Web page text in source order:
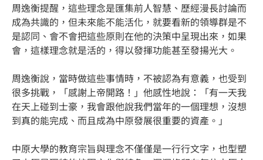
周逸衡提醒，這些理念是匯集前人智慧、歷經漫長討論而
成為共識的，但未來能不能活化，就要看新的領導群是不
是認同、會不會把這些原則在他的決策中呈現出來，如果
會，這樣理念就是活的，得以發揮功能甚至發揚光大。
周逸衡說，當時做這些事情時，不被認為有意義，也受到
很多挑戰，「感謝上帝開路！」他感性地說：「有一天我
在天上碰到士豪，我會跟他說我們當年的一個理想，沒想
到真的能完成、而且成為中原發展很重要的資產。」
中原大學的教育宗旨與理念不僅僅是一行行文字，也型塑